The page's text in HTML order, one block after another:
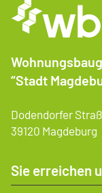
“Stadt
Dodendorfer
39120 Magdeburg
Sie erreichen